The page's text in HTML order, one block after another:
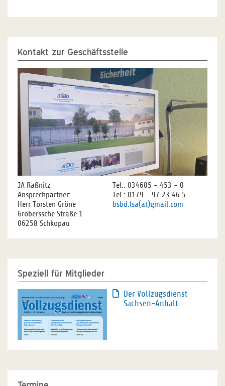
Kontakt zur Geschäftsstelle
JA Raßnitz
Ansprechpartner:
Herr Torsten Gröne
Gröberssche Straße 1
06258 Schkopau
Tel.: 034605 - 453 - 0
Tel.: 0179 - 97 23 46 5
bsbd.lsa(at)gmail.com
Speziell für Mitglieder
Der Vollzugsdienst
Sachsen-Anhalt